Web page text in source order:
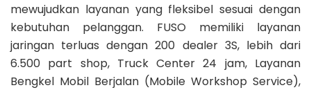
mewujudkan layanan yang fleksibel sesuai dengan
kebutuhan pelanggan. FUSO memiliki layanan
jaringan terluas dengan 200 dealer 3S, lebih dari
6.500 part shop, Truck Center 24 jam, Layanan
Bengkel Mobil Berjalan (Mobile Workshop Service),